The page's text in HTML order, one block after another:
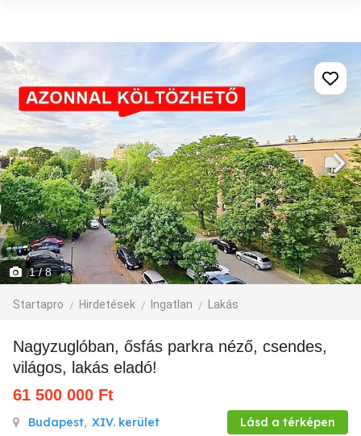
1/ 8
Startapro Hirdetések Ingatlan Lakás
Nagyzuglóban, ősfás parkra néző, csendes,
világos, lakás eladó!
61 500 000 Ft
Budapest, XIV. kerület Lásd a térképen